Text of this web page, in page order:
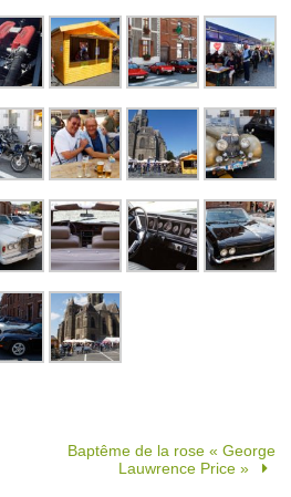
Baptême de la rose « George
Lauwrence Price »